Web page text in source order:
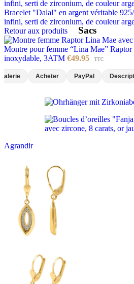
Sacs
Bracelet "Dalal" en argent véritable
infini, serti de zirconium, de couleur
Retour aux produits
Montre pour femme “Lina Mae” Raptor
inoxydable, 3ATM €49.95 TTC
Galerie Acheter PayPal
Agrandir